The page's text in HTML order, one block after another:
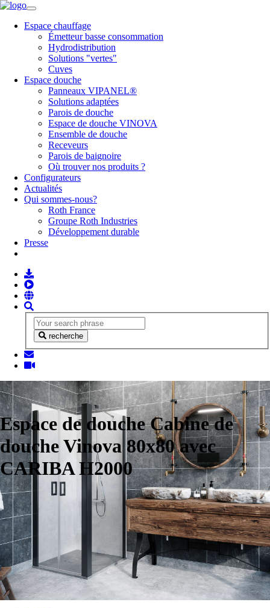
Espace chauffage
Émetteur basse consommation
Hydrodistribution
Solutions "vertes"
Cuves
Espace douche
Panneaux VIPANEL®
Solutions adaptées
Parois de douche
Espace de douche VINOVA
Ensemble de douche
Receveurs
Parois de baignoire
Où trouver nos produits ?
Configurateurs
Actualités
Qui sommes-nous?
Roth France
Groupe Roth Industries
Développement durable
Presse
recherche
Espace de douche Cabine de
douche Vinova 80x80 avec
CARIBA H2000